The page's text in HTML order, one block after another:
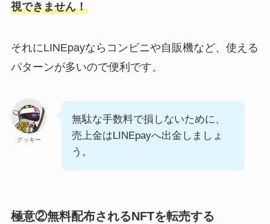
視できません！
それにLINEpayならコンビニや自販機など、使える
パターンが多いので便利です。
グッキー
無駄な手数料で損しないために、
売上金はLINEpayへ出金しましょ
う。
極意②無料配布されるNFTを転売する